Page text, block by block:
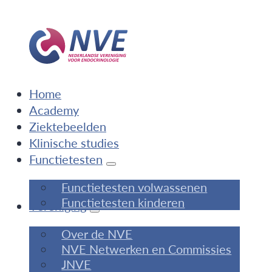
Home
Academy
Ziektebeelden
Klinische studies
Functietesten
Functietesten volwassenen
Functietesten kinderen
Vereniging
Over de NVE
NVE Netwerken en Commissies
JNVE